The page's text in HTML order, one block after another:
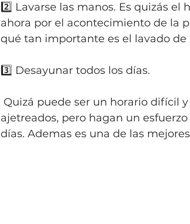
2️⃣ Lavarse las manos. Es quizás
ahora por el acontecimiento de la
qué tan importante es el lavado
3️⃣ Desayunar todos los días.
ajetreados, pero hagan un
días. Ademas es una de las